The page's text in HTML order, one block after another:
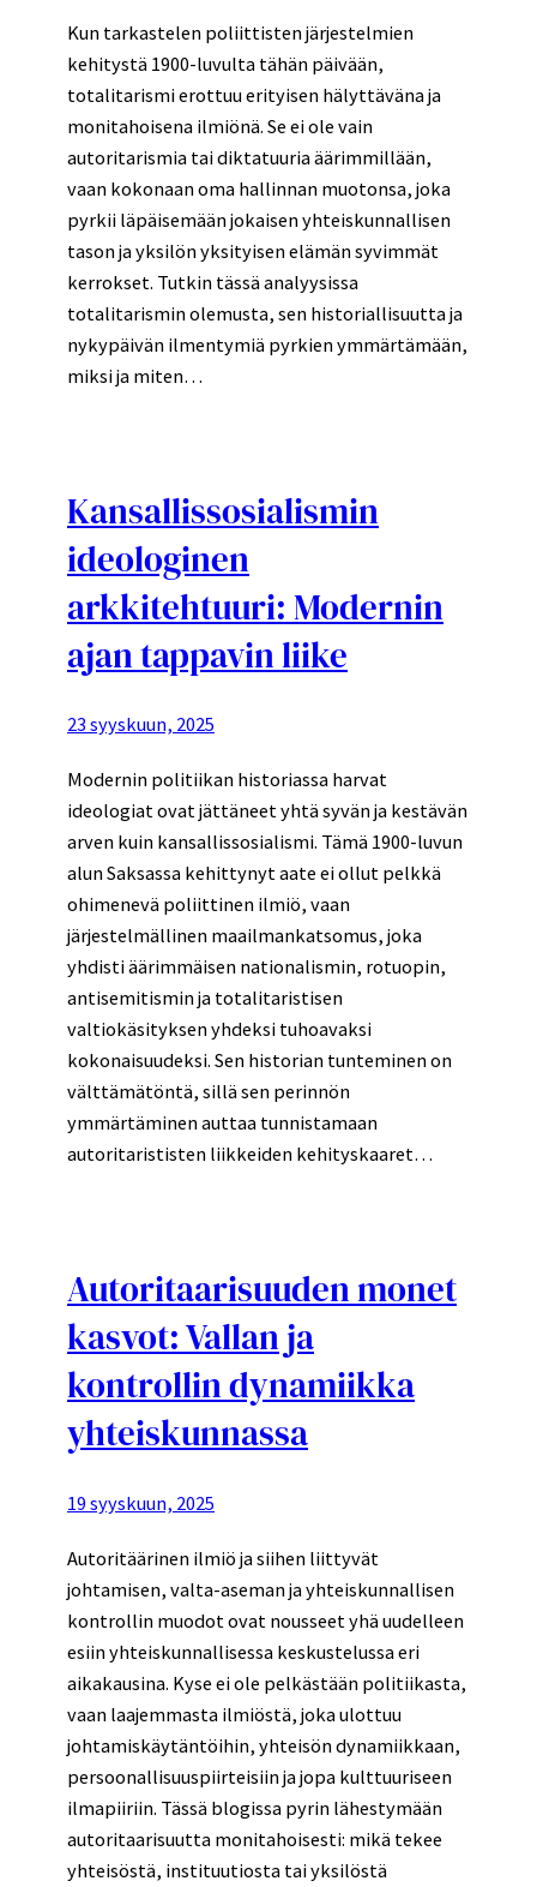
Kun tarkastelen poliittisten järjestelmien
kehitystä 1900-luvulta tähän päivään,
totalitarismi erottuu erityisen hälyttäväna ja
monitahoisena ilmiönä. Se ei ole vain
autoritarismia tai diktatuuria äärimmillään,
vaan kokonaan oma hallinnan muotonsa, joka
pyrkii läpäisemään jokaisen yhteiskunnallisen
tason ja yksilön yksityisen elämän syvimmät
kerrokset. Tutkin tässä analyysissa
totalitarismin olemusta, sen historiallisuutta ja
nykypäivän ilmentymiä pyrkien ymmärtämään,
miksi ja miten…
Kansallissosialismin
ideologinen
arkkitehtuuri: Modernin
ajan tappavin liike
23 syyskuun, 2025
Modernin politiikan historiassa harvat
ideologiat ovat jättäneet yhtä syvän ja kestävän
arven kuin kansallissosialismi. Tämä 1900-luvun
alun Saksassa kehittynyt aate ei ollut pelkkä
ohimenevä poliittinen ilmiö, vaan
järjestelmällinen maailmankatsomus, joka
yhdisti äärimmäisen nationalismin, rotuopin,
antisemitismin ja totalitaristisen
valtiokäsityksen yhdeksi tuhoavaksi
kokonaisuudeksi. Sen historian tunteminen on
välttämätöntä, sillä sen perinnön
ymmärtäminen auttaa tunnistamaan
autoritarististen liikkeiden kehityskaaret…
Autoritaarisuuden monet
kasvot: Vallan ja
kontrollin dynamiikka
yhteiskunnassa
19 syyskuun, 2025
Autoritäärinen ilmiö ja siihen liittyvät
johtamisen, valta-aseman ja yhteiskunnallisen
kontrollin muodot ovat nousseet yhä uudelleen
esiin yhteiskunnallisessa keskustelussa eri
aikakausina. Kyse ei ole pelkästään politiikasta,
vaan laajemmasta ilmiöstä, joka ulottuu
johtamiskäytäntöihin, yhteisön dynamiikkaan,
persoonallisuuspiirteisiin ja jopa kulttuuriseen
ilmapiiriin. Tässä blogissa pyrin lähestymään
autoritaarisuutta monitahoisesti: mikä tekee
yhteisöstä, instituutiosta tai yksilöstä